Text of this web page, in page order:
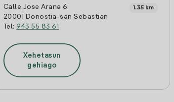
Calle Jose Arana 6
20001 Donostia-san Sebastian
Tel:943 55 83 61
1.35 km
Xehetasun
gehiago